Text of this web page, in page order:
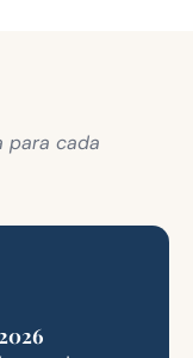
para cada